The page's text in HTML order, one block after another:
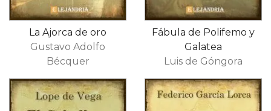
La Ajorca de oro
Gustavo Adolfo
Bécquer
Fábula de Polifemo y
Galatea
Luis de Góngora